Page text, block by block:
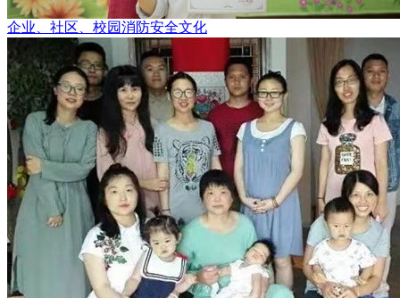
企业、社区、校园消防安全文化